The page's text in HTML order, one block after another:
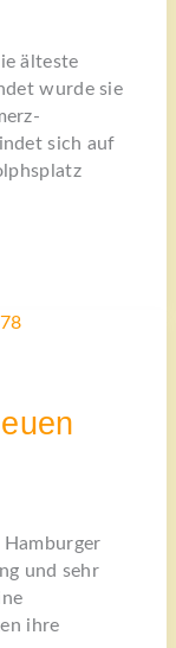
älteste
wurde sie
sich auf
und sehr
ihre